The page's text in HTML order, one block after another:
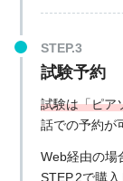
試験予約
試験は「ピア
話での予約が
Web経由の場
STEP.2で購